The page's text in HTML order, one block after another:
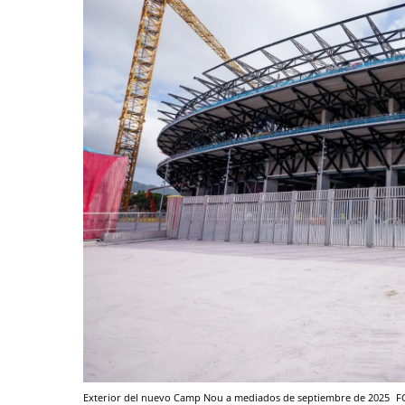
Exterior del nuevo Camp Nou a mediados de septiembre de 2025